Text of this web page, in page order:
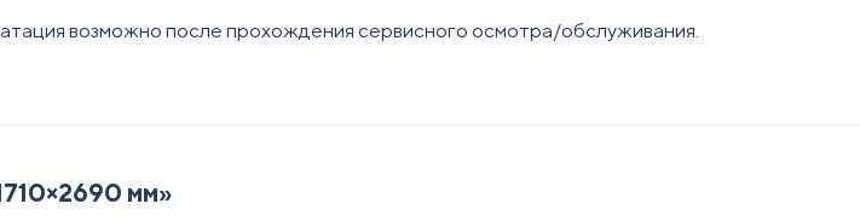
возможно после прохождения сервисного осмотра/обслуживания.
мм»